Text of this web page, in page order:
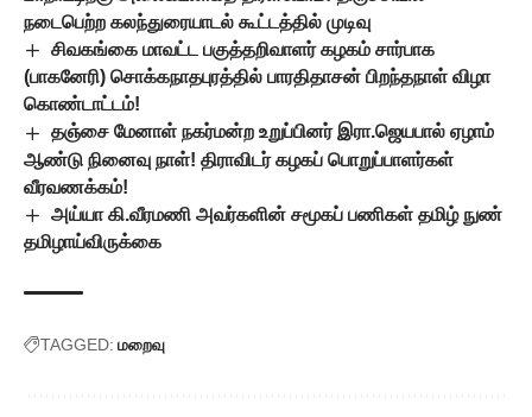
நடைபெற்ற கலந்துரையாடல் கூட்டத்தில் முடிவு
சிவகங்கை மாவட்ட பகுத்தறிவாளர் கழகம் சார்பாக
(பாகனேரி) சொக்கநாதபுரத்தில் பாரதிதாசன் பிறந்தநாள் விழா
கொண்டாட்டம்!
தஞ்சை மேனாள் நகர்மன்ற உறுப்பினர் இரா.ஜெயபால் ஏழாம்
ஆண்டு நினைவு நாள்! திராவிடர் கழகப் பொறுப்பாளர்கள்
வீரவணக்கம்!
அய்யா கி.வீரமணி அவர்களின் சமூகப் பணிகள் தமிழ் நுண்
தமிழாய்விருக்கை
TAGGED: மறைவு